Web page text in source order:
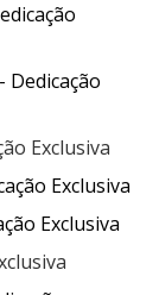
Dedicação
Exclusiva
Exclusiva
Exclusiva